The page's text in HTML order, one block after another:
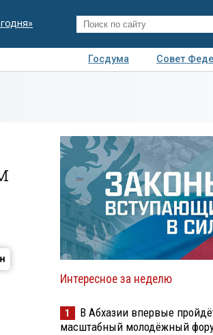
Госдума
Совет
Интересное за неделю
1
В Абхазии впервые
масштабный молодёжный